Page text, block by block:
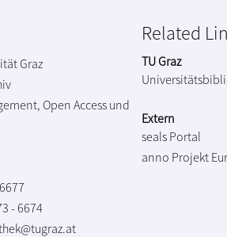
Graz
Open Access und
- 6674
Related
TU Graz
Extern
seals Portal
anno Projekt